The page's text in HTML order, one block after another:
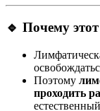
🔹 Почему
Поэтому
проходить